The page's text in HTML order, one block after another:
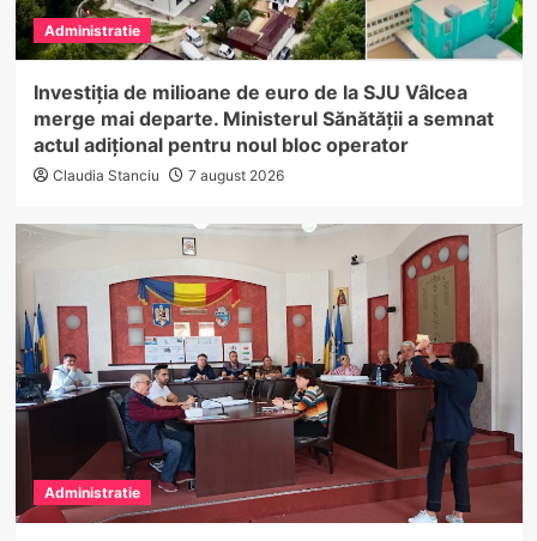
Administratie
Investiția de milioane de euro de la SJU Vâlcea
merge mai departe. Ministerul Sănătății a semnat
actul adițional pentru noul bloc operator
Claudia Stanciu 7 august 2026
Administratie